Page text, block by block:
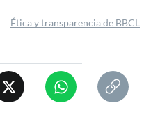
Ética y transparencia de BBCL